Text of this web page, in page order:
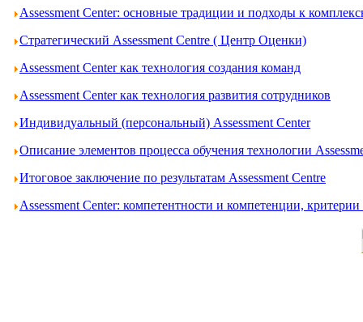
Assessment Center: основные традиции и подходы к
Стратегический Assessment Centre ( Центр Оценки)
Assessment Center как технология создания команд
Assessment Center как технология развития сотрудников
Индивидуальный (персональный) Assessment Center
Описание элементов процесса обучения технологии
Итоговое заключение по результатам Assessment Centre
Assessment Center: компетентности и компетенции,